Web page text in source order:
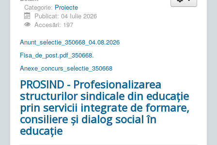
Categorie: Proiecte
Publicat: 04 Iulie 2026
Accesări: 197
Anunt_selectie_350668_04.08.2026
Fisa_de_post.pdf_350668.
Anexe_concurs_selectie_350668
PROSIND - Profesionalizarea
structurilor sindicale din educație
prin servicii integrate de formare,
consiliere și dialog social în
educație